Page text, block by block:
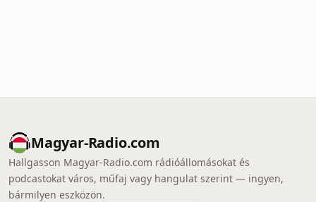
Magyar-Radio.com
Hallgasson Magyar-Radio.com rádióállomásokat és
podcastokat város, műfaj vagy hangulat szerint — ingyen,
bármilyen eszközön.